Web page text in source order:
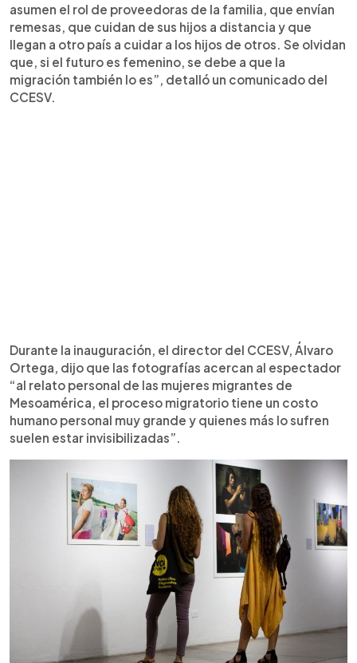
asumen el rol de proveedoras de la familia, que envían
remesas, que cuidan de sus hijos a distancia y que
llegan a otro país a cuidar a los hijos de otros. Se olvidan
que, si el futuro es femenino, se debe a que la
migración también lo es”, detalló un comunicado del
CCESV.
Durante la inauguración, el director del CCESV, Álvaro
Ortega, dijo que las fotografías acercan al espectador
“al relato personal de las mujeres migrantes de
Mesoamérica, el proceso migratorio tiene un costo
humano personal muy grande y quienes más lo sufren
suelen estar invisibilizadas”.